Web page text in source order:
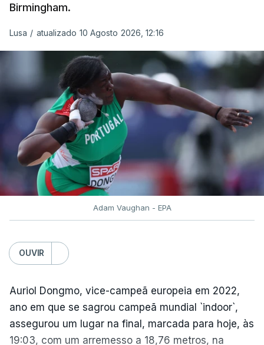
antes de os 10 primeiros classificados iniciarem o
'crono' separados por dois minutos.
O contrarrelógio individual realiza-se a meio da 87ª
Volta a Portugal, numa interrupção do hábito de
terminar a corrida com o 'crono', que vigorava
ininterruptamente desde 2016.
ARTIGOS RELACIONADOS
Volta a Portugal. Nova
TÓPICOS
Birmingham.
Lusa / atualizado 10 Agosto 2026, 12:16
Adam Vaughan - EPA
OUVIR
Auriol Dongmo, vice-campeã europeia em 2022,
ano em que se sagrou campeã mundial `indoor`,
assegurou um lugar na final, marcada para hoje, às
19:03, com um arremesso a 18,76 metros, na